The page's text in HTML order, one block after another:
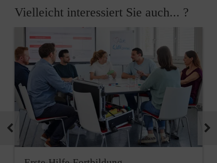
Vielleicht interessiert Sie auch... ?